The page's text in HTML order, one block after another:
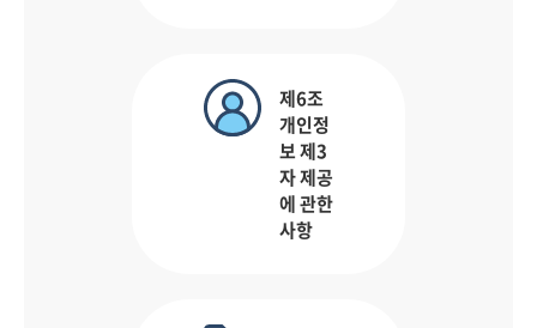
제6조
개인정
보 제3
자 제공
에 관한
사항